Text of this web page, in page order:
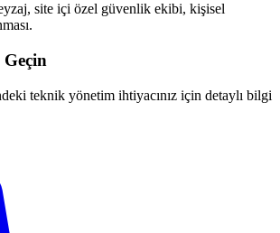
site içi özel güvenlik ekibi, kişisel
teknik yönetim ihtiyacınız için detaylı bilgi